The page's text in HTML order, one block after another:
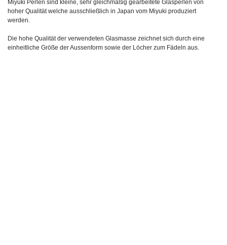
Miyuki Perlen sind kleine, sehr gleichmäßig gearbeitete Glasperlen von
hoher Qualität welche ausschließlich in Japan vom Miyuki produziert
werden.
Die hohe Qualität der verwendeten Glasmasse zeichnet sich durch eine
einheitliche Größe der Aussenform sowie der Löcher zum Fädeln aus.